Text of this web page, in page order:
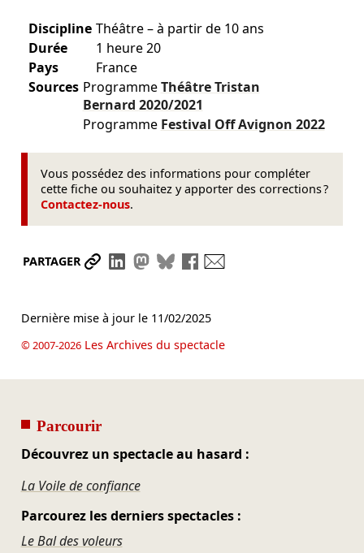
Discipline Théâtre – à partir de 10 ans
Durée
1 heure 20
Pays
France
Sources ProgrammeThéâtre Tristan
Bernard 2020/2021
Programme Festival Off Avignon 2022
Vous possédez des informations pour compléter
cette fiche ou souhaitez y apporter des corrections ?
Contactez-nous.
PARTAGER Partager le lien
Partager sur LinkedIn
Partager sur Mastodon
Partager sur Bluesky
Partager sur Facebook
Dernière mise à jour le 11/02/2025
© 2007-2026Les Archives du spectacle
Parcourir
Découvrez un spectacle au hasard :
La Voile de confiance
Parcourez les derniers spectacles :
Le Bal des voleurs